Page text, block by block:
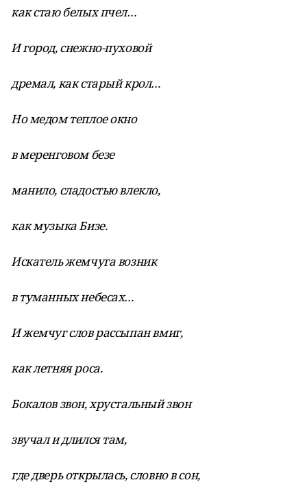
как стаю белых пчел…
И город, снежно-пуховой
дремал, как старый крол…
Но медом теплое окно
в меренговом безе
манило, сладостью влекло,
как музыка Бизе.
Искатель жемчуга возник
в туманных небесах…
И жемчуг слов рассыпан вмиг,
как летняя роса.
Бокалов звон, хрустальный звон
звучал и длился там,
где дверь открылась, словно в сон,